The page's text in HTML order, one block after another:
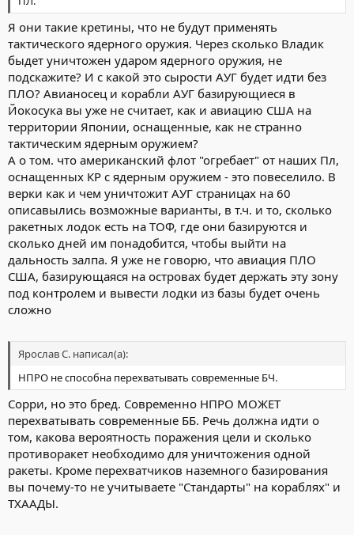
Я они такие кретины, что не будут применять
тактического ядерного оружия. Через сколько Владик
быдет уничтожен ударом ядерного оружия, не
подскажите? И с какой это сырости АУГ будет идти без
ПЛО? Авианосец и корабли АУГ базирующиеся в
Йокосука вы уже не считает, как и авиацию США на
территории Японии, оснащенные, как не странно
тактическим ядерным оружием?
А о том. что американский флот "огребает" от наших Пл,
оснащенных КР с ядерным оружием - это повеселило. В
верки как и чем уничтожит АУГ страницах на 60
описавылись возможные варианты, в т.ч. и то, сколько
ракетных лодок есть на ТОФ, где они базируются и
сколько дней им понадобится, чтобы выйти на
дальность залпа. Я уже не говорю, что авиация ПЛО
США, базирующаяся на островах будет держать эту зону
под контролем и вывести лодки из базы будет очень
сложно
Ярослав С. написал(а):
НПРО не способна перехватывать современные БЧ.
Сорри, но это бред. Современно НПРО МОЖЕТ
перехватывать современные ББ. Речь должна идти о
том, какова вероятность поражения цели и сколько
противоракет необходимо для уничтожения одной
ракеты. Кроме перехватчиков наземного базирования
вы почему-то не учитываете "Стандарты" на кораблях" и
ТХААДЫ.